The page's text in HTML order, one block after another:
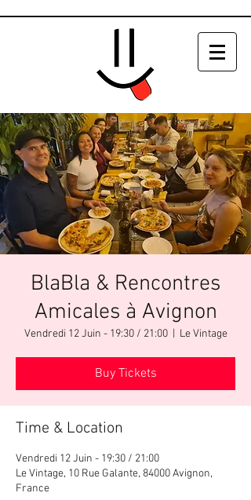
BlaBla & Rencontres
Amicales à Avignon
Vendredi 12 Juin - 19:30 / 21:00
  |
Le Vintage
Buy Tickets
Time & Location
Vendredi 12 Juin - 19:30 / 21:00
Le Vintage, 10 Rue Galante, 84000 Avignon,
France